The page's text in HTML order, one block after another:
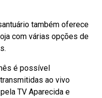
também oferece
com várias opções de
é possível
ao vivo
TV Aparecida e